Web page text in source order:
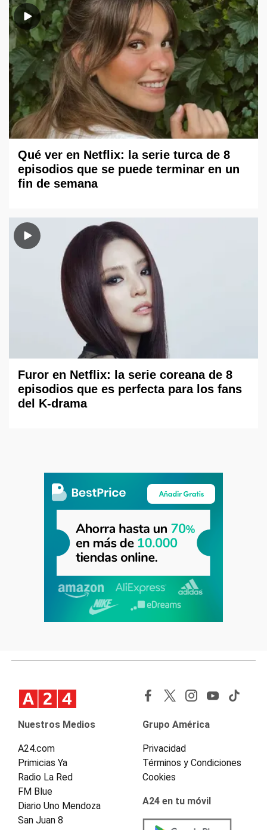
Qué ver en Netflix: la serie turca de 8
episodios que se puede terminar en un
fin de semana
Furor en Netflix: la serie coreana de 8
episodios que es perfecta para los fans
del K-drama
Nuestros Medios
A24.com
Primicias Ya
Radio La Red
FM Blue
Diario Uno Mendoza
San Juan 8
Grupo América
Privacidad
Términos y Condiciones
Cookies
A24 en tu móvil